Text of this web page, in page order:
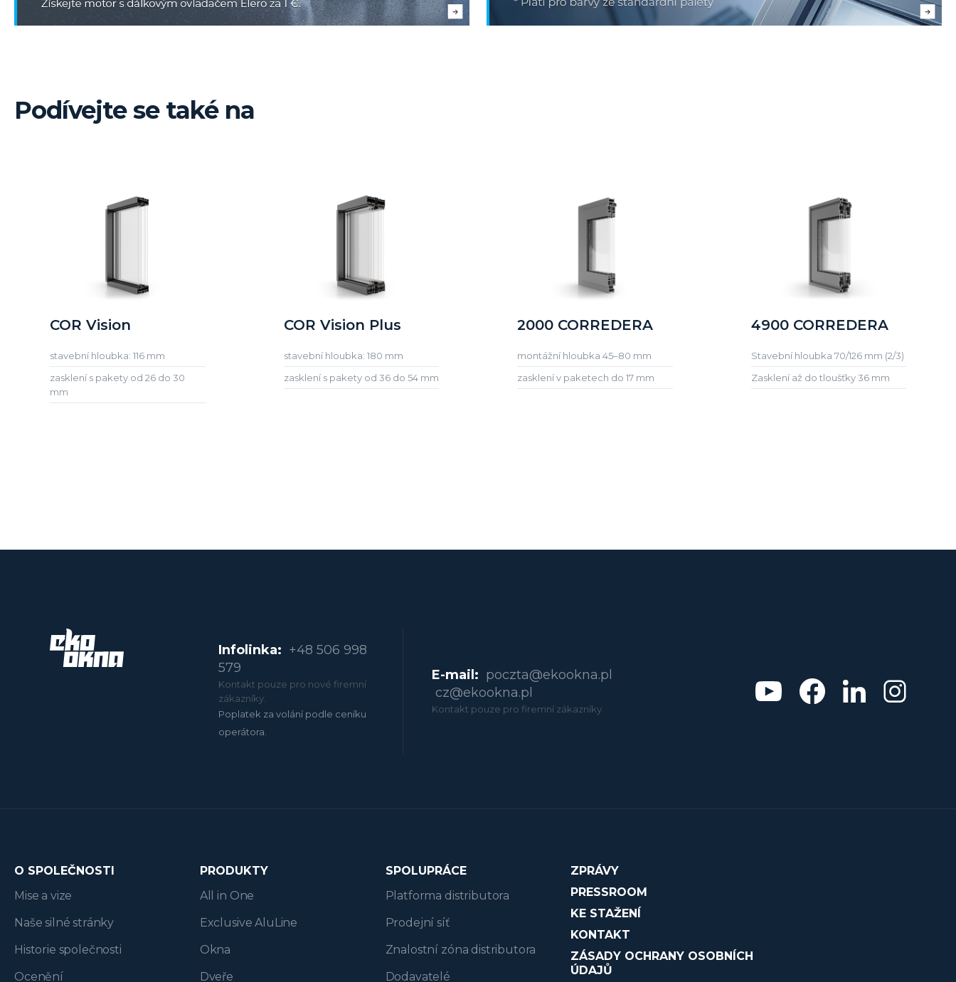
Podívejte se také na
COR Vision
stavební hloubka: 116 mm
zasklení s pakety od 26 do 30
mm
COR Vision Plus
stavební hloubka: 180 mm
zasklení s pakety od 36 do 54 mm
2000 CORREDERA
montážní hloubka 45–80 mm
zasklení v paketech do 17 mm
4900 CORREDERA
Stavební hloubka 70/126 mm (2/3)
Zasklení až do tloušťky 36 mm
Infolinka: +48 506 998
579
Kontakt pouze pro nové firemní
zákazníky.
Poplatek za volání podle ceníku
operátora.
E-mail: poczta@ekookna.pl
cz@ekookna.pl
Kontakt pouze pro firemní zákazníky.
O SPOLEČNOSTI
Mise a vize
Naše silné stránky
Historie společnosti
Ocenění
PRODUKTY
All in One
Exclusive AluLine
Okna
Dveře
SPOLUPRÁCE
Platforma distributora
Prodejní síť
Znalostní zóna distributora
Dodavatelé
ZPRÁVY
PRESSROOM
KE STAŽENÍ
KONTAKT
ZÁSADY OCHRANY OSOBNÍCH
ÚDAJŮ